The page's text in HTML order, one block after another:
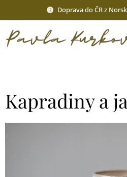
Doprava do ČR z
Kapradiny a